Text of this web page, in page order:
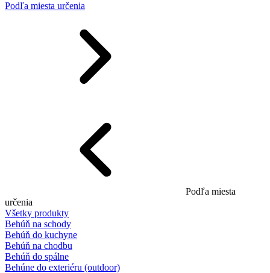
Podľa miesta určenia
Podľa miesta
určenia
Všetky produkty
Behúň na schody
Behúň do kuchyne
Behúň na chodbu
Behúň do spálne
Behúne do exteriéru (outdoor)